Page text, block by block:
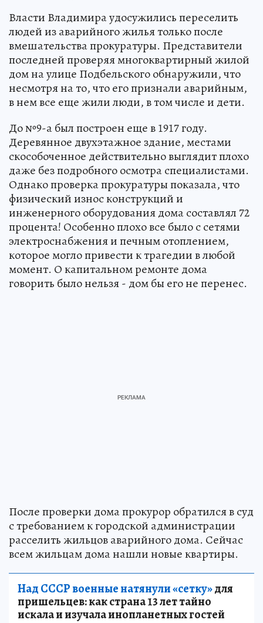
Власти Владимира удосужились переселить
людей из аварийного жилья только после
вмешательства прокуратуры. Представители
последней проверяя многоквартирный жилой
дом на улице Подбельского обнаружили, что
несмотря на то, что его признали аварийным,
в нем все еще жили люди, в том числе и дети.
До №9-а был построен еще в 1917 году.
Деревянное двухэтажное здание, местами
скособоченное действительно выглядит плохо
даже без подробного осмотра специалистами.
Однако проверка прокуратуры показала, что
физический износ конструкций и
инженерного оборудования дома составлял 72
процента! Особенно плохо все было с сетями
электроснабжения и печным отоплением,
которое могло привести к трагедии в любой
момент. О капитальном ремонте дома
говорить было нельзя - дом бы его не перенес.
После проверки дома прокурор обратился в суд
с требованием к городской администрации
расселить жильцов аварийного дома. Сейчас
всем жильцам дома нашли новые квартиры.
Над СССР военные натянули «сетку»для
пришельцев: как страна 13 лет тайно
искала и изучала инопланетных гостей